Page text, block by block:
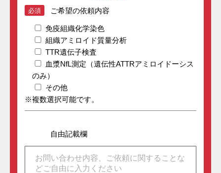
ご希望の依頼内容
必須
免疫組織化学染色
組織アミロイド質量分析
TTR遺伝子検査
血漿NfL測定（遺伝性ATTRアミロイドーシス
のみ）
その他
※複数選択可能です。
自由記載欄